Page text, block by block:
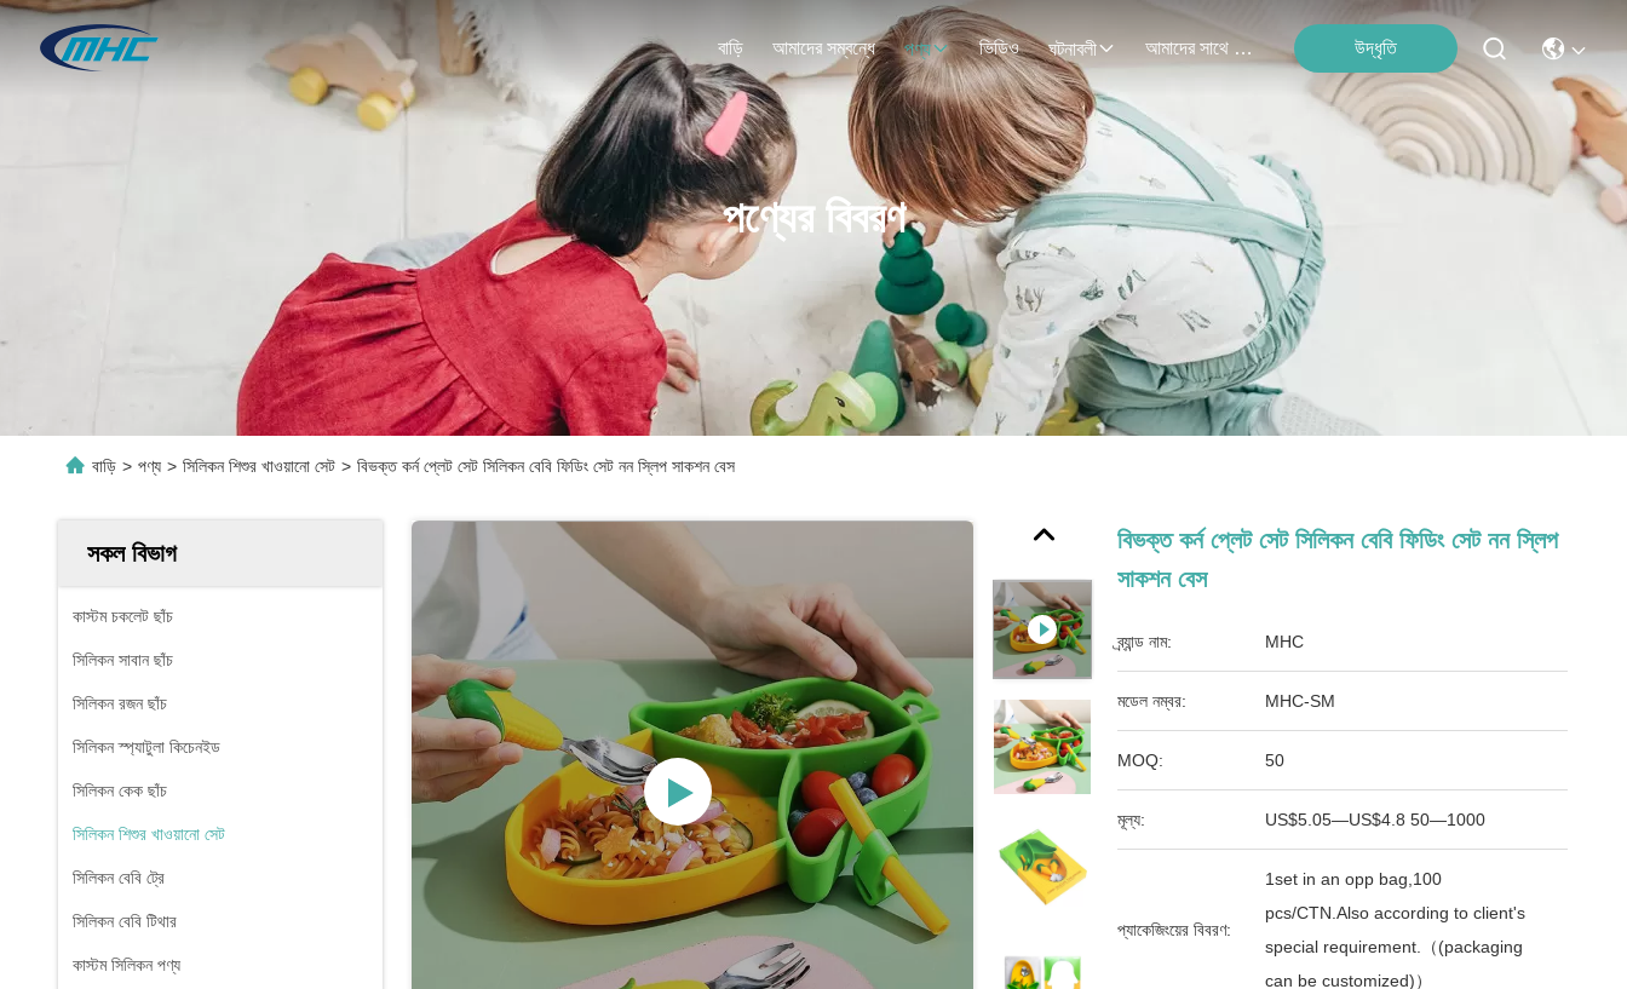
বাড়ি আমাদের সম্বন্ধে পণ্য ভিডিও ঘটনাবলী আমাদের সাথে যোগাযোগ উদ্ধৃতি
পণ্যের বিবরণ
বাড়ি > পণ্য > সিলিকন শিশুর খাওয়ানো সেট > বিভক্ত কর্ন প্লেট সেট সিলিকন বেবি ফিডিং সেট নন স্লিপ সাকশন বেস
সকল বিভাগ
কাস্টম চকলেট ছাঁচ
সিলিকন সাবান ছাঁচ
সিলিকন রজন ছাঁচ
সিলিকন স্প্যাটুলা কিচেনইড
সিলিকন কেক ছাঁচ
সিলিকন শিশুর খাওয়ানো সেট
সিলিকন বেবি ট্রে
সিলিকন বেবি টিথার
কাস্টম সিলিকন পণ্য
বিভক্ত কর্ন প্লেট সেট সিলিকন বেবি ফিডিং সেট নন স্লিপ
সাকশন বেস
ব্র্যান্ড নাম: MHC
মডেল নম্বর: MHC-SM
MOQ: 50
মূল্য: US$5.05—US$4.8 50—1000
প্যাকেজিংয়ের বিবরণ:
1set in an opp bag,100
pcs/CTN.Also according to client's
special requirement.（(packaging
can be customized)）